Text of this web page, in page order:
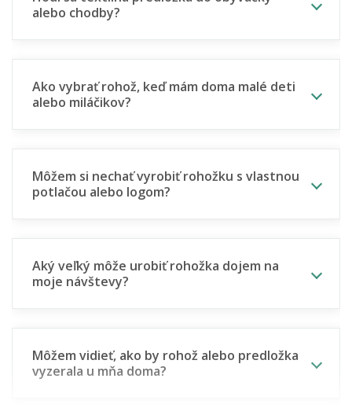
alebo chodby?
Ako vybrať rohož, keď mám doma malé deti
alebo miláčikov?
Môžem si nechať vyrobiť rohožku s vlastnou
potlačou alebo logom?
Aký veľký môže urobiť rohožka dojem na
moje návštevy?
Môžem vidieť, ako by rohož alebo predložka
vyzerala u mňa doma?